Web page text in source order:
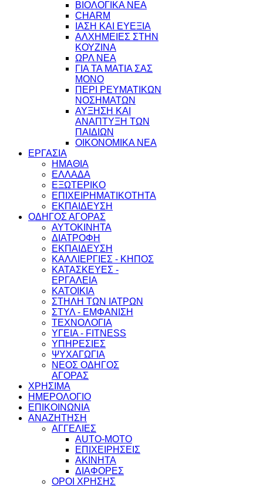
ΒΙΟΛΟΓΙΚΑ ΝΕΑ
CHARM
ΙΑΣΗ ΚΑΙ ΕΥΕΞΙΑ
ΑΛΧΗΜΕΙΕΣ ΣΤΗΝ
ΚΟΥΖΙΝΑ
ΩΡΛ ΝEA
ΓΙΑ ΤΑ ΜΑΤΙΑ ΣΑΣ
ΜΟΝΟ
ΠΕΡΙ ΡΕΥΜΑΤΙΚΩΝ
ΝΟΣΗΜΑΤΩΝ
ΑΥΞΗΣΗ ΚΑΙ
ΑΝΑΠΤΥΞΗ ΤΩΝ
ΠΑΙΔΙΩΝ
ΟΙΚΟΝΟΜΙΚΑ ΝΕΑ
ΕΡΓΑΣΙΑ
ΗΜΑΘΙΑ
ΕΛΛΑΔΑ
ΕΞΩΤΕΡΙΚΟ
ΕΠΙΧΕΙΡΗΜΑΤΙΚΟΤΗΤΑ
ΕΚΠΑΙΔΕΥΣΗ
ΟΔΗΓΟΣ ΑΓΟΡΑΣ
ΑΥΤΟΚΙΝΗΤΑ
ΔΙΑΤΡΟΦΗ
ΕΚΠΑΙΔΕΥΣΗ
ΚΑΛΛΙΕΡΓΙΕΣ - ΚΗΠΟΣ
ΚΑΤΑΣΚΕΥΕΣ -
ΕΡΓΑΛΕΙΑ
ΚΑΤΟΙΚΙΑ
ΣΤΗΛΗ ΤΩΝ ΙΑΤΡΩΝ
ΣΤΥΛ - ΕΜΦΑΝΙΣΗ
ΤΕΧΝΟΛΟΓΙΑ
ΥΓΕΙΑ - FITNESS
ΥΠΗΡΕΣΙΕΣ
ΨΥΧΑΓΩΓΙΑ
ΝΕΟΣ ΟΔΗΓΟΣ
ΑΓΟΡΑΣ
ΧΡΗΣΙΜΑ
ΗΜΕΡΟΛΟΓΙΟ
ΕΠΙΚΟΙΝΩΝΙΑ
ΑΝΑΖΗΤΗΣΗ
ΑΓΓΕΛΙΕΣ
AUTO-MOTO
ΕΠΙΧΕΙΡΗΣΕΙΣ
ΑΚΙΝΗΤΑ
ΔΙΑΦΟΡΕΣ
ΟΡΟΙ ΧΡΗΣΗΣ